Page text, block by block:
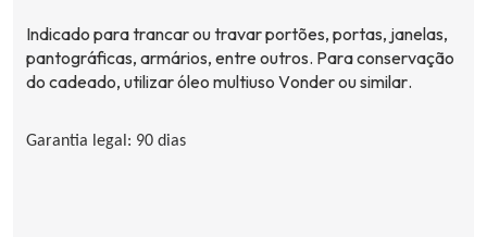
Indicado para trancar ou travar portões, portas, janelas,
pantográficas, armários, entre outros. Para conservação
do cadeado, utilizar óleo multiuso Vonderou similar.
Garantia legal: 90 dias